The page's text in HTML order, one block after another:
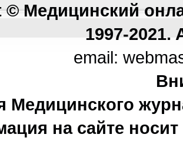
© Медицинский
1997-2021.
email:
Медицинского
на сайте